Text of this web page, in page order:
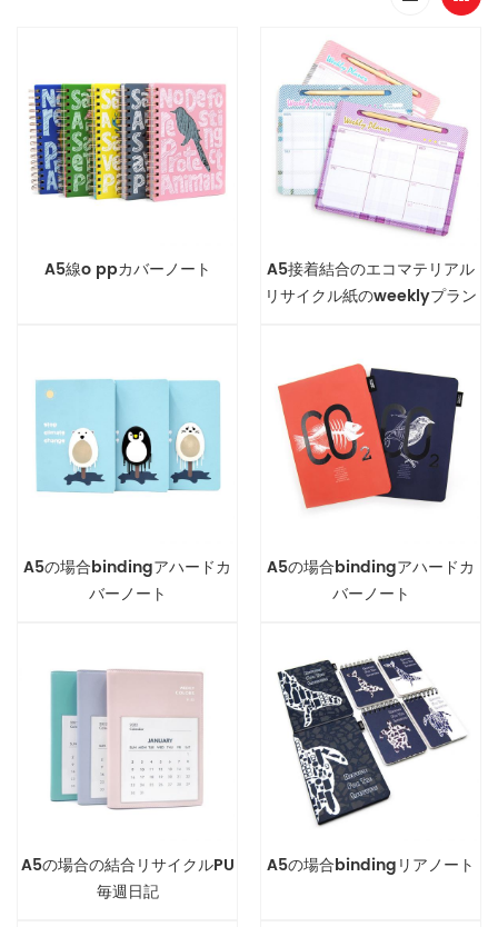
A5線o ppカバーノート
A5接着結合のエコマテリアル
リサイクル紙のweeklyプラン
A5の場合bindingアハードカ
バーノート
A5の場合bindingアハードカ
バーノート
A5の場合の結合リサイクルPU
毎週日記
A5の場合bindingリアノート